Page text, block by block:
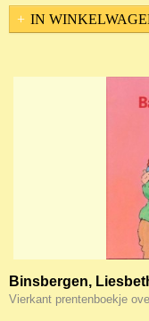
IN
Binsbergen,
opa
Vierkant prentenboekje